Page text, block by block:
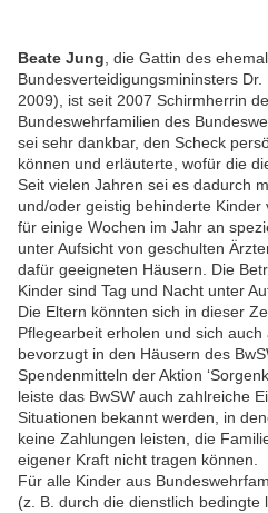
Beate Jung , die Gattin des
Bundesverteidigungsmininsters
2009), ist seit 2007 Schirmherrin
Bundeswehrfamilien des
sei sehr dankbar, den Scheck
können und erläuterte, wofür die
Seit vielen Jahren sei es dadurch
und/oder geistig behinderte
für einige Wochen im Jahr an
unter Aufsicht von geschulten
dafür geeigneten Häusern. Die
Kinder sind Tag und Nacht unter
Die Eltern könnten sich in dieser
Pflegearbeit erholen und sich
bevorzugt in den Häusern des
Spendenmitteln der Aktion
leiste das BwSW auch zahlreiche
Situationen bekannt werden, in
keine Zahlungen leisten, die
eigener Kraft nicht tragen können.
Für alle Kinder aus
(z. B. durch die dienstlich bedingte